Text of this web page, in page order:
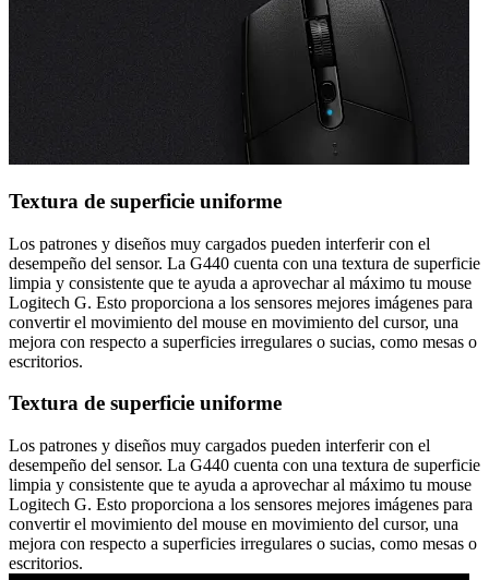
Textura de superficie uniforme
Los patrones y diseños muy cargados pueden interferir con el
desempeño del sensor. La G440 cuenta con una textura de superficie
limpia y consistente que te ayuda a aprovechar al máximo tu mouse
Logitech G. Esto proporciona a los sensores mejores imágenes para
convertir el movimiento del mouse en movimiento del cursor, una
mejora con respecto a superficies irregulares o sucias, como mesas o
escritorios.
Textura de superficie uniforme
Los patrones y diseños muy cargados pueden interferir con el
desempeño del sensor. La G440 cuenta con una textura de superficie
limpia y consistente que te ayuda a aprovechar al máximo tu mouse
Logitech G. Esto proporciona a los sensores mejores imágenes para
convertir el movimiento del mouse en movimiento del cursor, una
mejora con respecto a superficies irregulares o sucias, como mesas o
escritorios.